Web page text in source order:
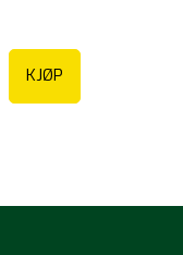
KJØP